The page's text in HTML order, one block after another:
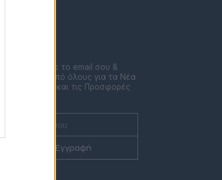
Συμπλήρωσε το email σου &
μάθε πριν από όλους για τα Νέα
τις Δράσεις και τις Προσφορές
Εγγραφή